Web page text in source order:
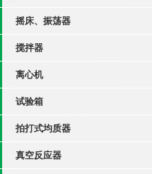
摇床、振荡器
搅拌器
离心机
试验箱
拍打式均质器
真空反应器